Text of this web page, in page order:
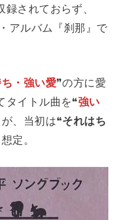
されておらず、
アルバム『刹那』で
・強い愛❞の方に愛
タイトル曲を❝強い
、当初は❝それはち
定。